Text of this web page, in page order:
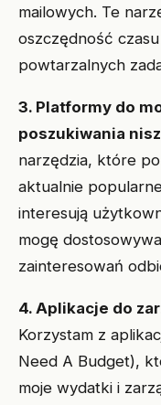
mailowych. Te
oszczędność
powtarzalnych
3. Platformy do
poszukiwania nisz
narzędzia, które
aktualnie
interesują
mogę
zainteresowań
4. Aplikacje do
Korzystam z
Need A Budget),
moje wydatki i